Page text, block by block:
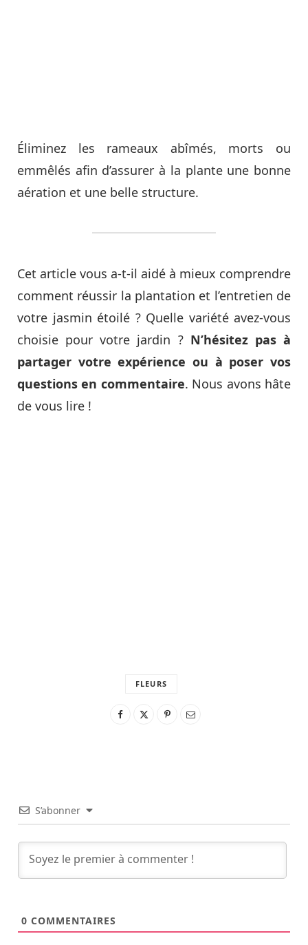
Éliminez les rameaux abîmés, morts ou
emmêlés afin d’assurer à la plante une bonne
aération et une belle structure.
Cet article vous a-t-il aidé à mieux comprendre
comment réussir la plantation et l’entretien de
votre jasmin étoilé ? Quelle variété avez-vous
choisie pour votre jardin ? N’hésitez pas à
partager votre expérience ou à poser vos
questions en commentaire. Nous avons hâte
de vous lire !
FLEURS
S’abonner
0 COMMENTAIRES